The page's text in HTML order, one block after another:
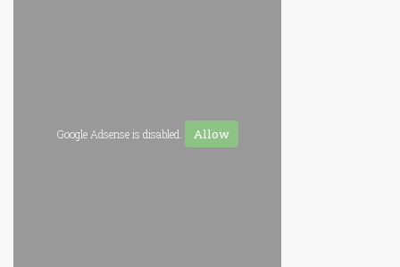
Google Adsense is disabled. Allow